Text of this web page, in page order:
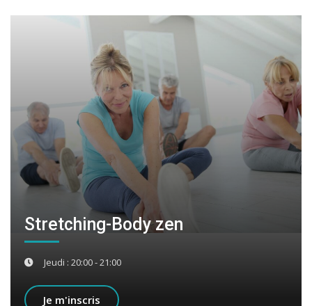
Stretching-Body zen
Jeudi : 20:00 - 21:00
Je m'inscris